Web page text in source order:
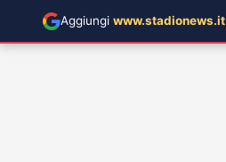
Aggiungi www.stadionews.it